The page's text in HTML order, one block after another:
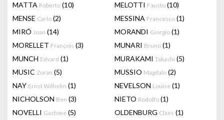
MATTA Roberto (10) MELOTTI Fausto (10)
MENSE Carlo (2) MESSINA Francesco (1)
MIRÓ Joan (14) MORANDI Giorgio (1)
MORELLET François (3) MUNARI Bruno (1)
MUNCH Edvard (1) MURAKAMI Takashi (5)
MUSIC Zoran (5) MUSSIO Magdalo (2)
NAY Ernst Wilhelm (1) NEVELSON Louise (1)
NICHOLSON Ben (3) NIETO Rodolfo (1)
NOVELLI Gastone (5) OLDENBURG Claes (1)